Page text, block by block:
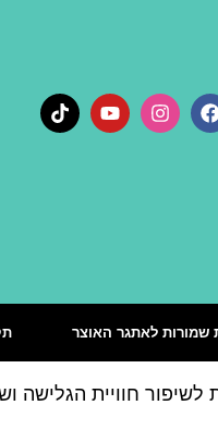
שמורות לאתגר האוצר
לשיפור חוויית הגלישה